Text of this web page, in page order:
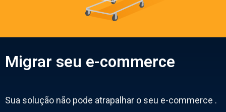
Migrar seu e-commerce
Sua solução não pode atrapalhar o seu e-commerce .